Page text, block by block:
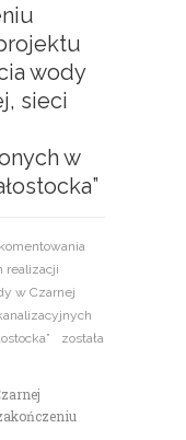
wody
sieci
w
realizacji
w Czarnej
została